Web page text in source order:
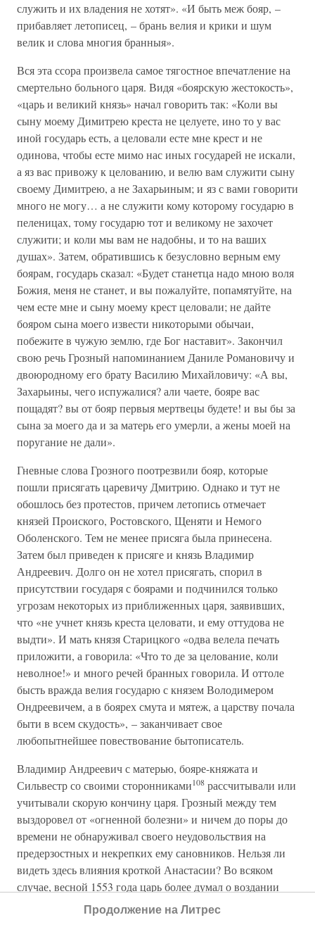
служить и их владения не хотят». «И быть меж бояр, –
прибавляет летописец, – брань велия и крики и шум
велик и слова многия бранныя».
Вся эта ссора произвела самое тягостное впечатление на
смертельно больного царя. Видя «боярскую жестокость»,
«царь и великий князь» начал говорить так: «Коли вы
сыну моему Димитрею креста не целуете, ино то у вас
иной государь есть, а целовали есте мне крест и не
одинова, чтобы есте мимо нас иных государей не искали,
а яз вас привожу к целованию, и велю вам служити сыну
своему Димитрею, а не Захарьиным; и яз с вами говорити
много не могу… а не служити кому которому государю в
пеленицах, тому государю тот и великому не захочет
служити; и коли мы вам не надобны, и то на ваших
душах». Затем, обратившись к безусловно верным ему
боярам, государь сказал: «Будет станетца надо мною воля
Божия, меня не станет, и вы пожалуйте, попамятуйте, на
чем есте мне и сыну моему крест целовали; не дайте
бояром сына моего извести никоторыми обычаи,
побежите в чужую землю, где Бог наставит». Закончил
свою речь Грозный напоминанием Даниле Романовичу и
двоюродному его брату Василию Михайловичу: «А вы,
Захарьины, чего испужалися? али чаете, бояре вас
пощадят? вы от бояр первыя мертвецы будете! и вы бы за
сына за моего да и за матерь его умерли, а жены моей на
поругание не дали».
Гневные слова Грозного поотрезвили бояр, которые
пошли присягать царевичу Дмитрию. Однако и тут не
обошлось без протестов, причем летопись отмечает
князей Проиского, Ростовского, Щеняти и Немого
Оболенского. Тем не менее присяга была принесена.
Затем был приведен к присяге и князь Владимир
Андреевич. Долго он не хотел присягать, спорил в
присутствии государя с боярами и подчинился только
угрозам некоторых из приближенных царя, заявивших,
что «не учнет князь креста целовати, и ему оттудова не
выдти». И мать князя Старицкого «одва велела печать
приложити, а говорила: «Что то де за целование, коли
неволное!» и много речей бранных говорила. И оттоле
бысть вражда велия государю с князем Володимером
Ондреевичем, а в боярех смута и мятеж, а царству почала
быти в всем скудость», – заканчивает свое
любопытнейшее повествование бытописатель.
Владимир Андреевич с матерью, бояре-княжата и
Сильвестр со своими сторонниками108 рассчитывали или
учитывали скорую кончину царя. Грозный между тем
выздоровел от «огненной болезни» и ничем до поры до
времени не обнаруживал своего неудовольствия на
предерзостных и некрепких ему сановников. Нельзя ли
видеть здесь влияния кроткой Анастасии? Во всяком
случае, весной 1553 года царь более думал о воздании
благодарности Вышнему, чем о наказании
провинившимся и отмщении зазнавшимся боярам. По
Продолжение на Литрес